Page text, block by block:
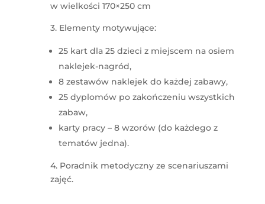
w wielkości 170×250 cm
3. Elementy motywujące:
25 kart dla 25 dzieci z miejscem na osiem
naklejek-nagród,
8 zestawów naklejek do każdej zabawy,
25 dyplomów po zakończeniu wszystkich
zabaw,
karty pracy – 8 wzorów (do każdego z
tematów jedna).
4. Poradnik metodyczny ze scenariuszami
zajęć.